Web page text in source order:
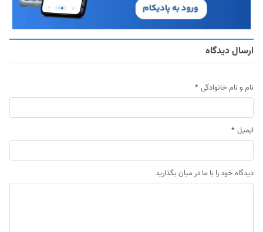
ارسال دیدگاه
نام و نام خانوادگی *
ایمیل *
دیدگاه خود را با ما در میان بگذارید